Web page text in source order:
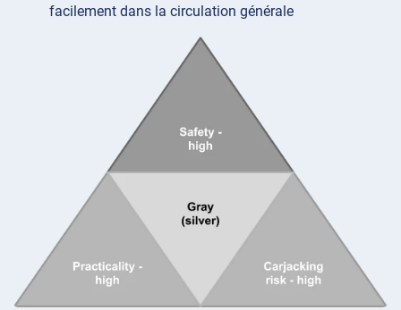
facilement dans la circulation générale